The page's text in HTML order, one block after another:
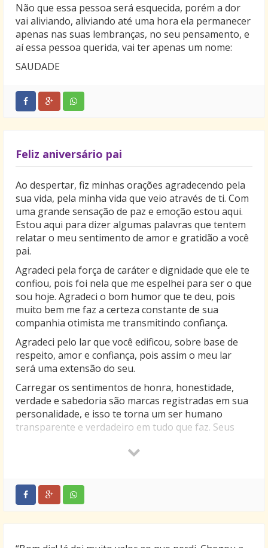
Não que essa pessoa será esquecida, porém a dor
vai aliviando, aliviando até uma hora ela permanecer
apenas nas suas lembranças, no seu pensamento, e
aí essa pessoa querida, vai ter apenas um nome:
SAUDADE
Feliz aniversário pai
Ao despertar, fiz minhas orações agradecendo pela
sua vida, pela minha vida que veio através de ti. Com
uma grande sensação de paz e emoção estou aqui.
Estou aqui para dizer algumas palavras que tentem
relatar o meu sentimento de amor e gratidão a você
pai.
Agradeci pela força de caráter e dignidade que ele te
confiou, pois foi nela que me espelhei para ser o que
sou hoje. Agradeci o bom humor que te deu, pois
muito bem me faz a certeza constante de sua
companhia otimista me transmitindo confiança.
Agradeci pelo lar que você edificou, sobre base de
respeito, amor e confiança, pois assim o meu lar
será uma extensão do seu.
Carregar os sentimentos de honra, honestidade,
verdade e sabedoria são marcas registradas em sua
personalidade, e isso te torna um ser humano
transparente e verdadeiro em tudo que faz. Seus
Quanta felicidade e riqueza possuo em ter você
Muito obrigado por tudo pai!